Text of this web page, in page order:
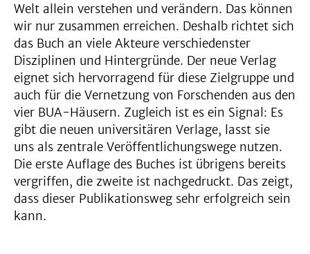
Welt allein verstehen und verändern. Das können
wir nur zusammen erreichen. Deshalb richtet sich
das Buch an viele Akteure verschiedenster
Disziplinen und Hintergründe. Der neue Verlag
eignet sich hervorragend für diese Zielgruppe und
auch für die Vernetzung von Forschenden aus den
vier BUA-Häusern. Zugleich ist es ein Signal: Es
gibt die neuen universitären Verlage, lasst sie
uns als zentrale Veröffentlichungswege nutzen.
Die erste Auflage des Buches ist übrigens bereits
vergriffen, die zweite ist nachgedruckt. Das zeigt,
dass dieser Publikationsweg sehr erfolgreich sein
kann.